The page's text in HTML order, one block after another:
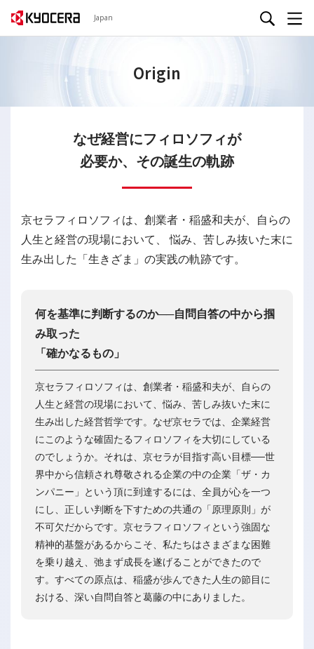
Japan
Origin
なぜ経営にフィロソフィが
必要か、その誕生の軌跡
京セラフィロソフィは、創業者・稲盛和夫が、自らの
人生と経営の現場において、
悩み、苦しみ抜いた末に
生み出した「生きざま」の実践の軌跡です。
何を基準に判断するのか──自問自答の中から掴
み取った
「確かなるもの」
京セラフィロソフィは、創業者・稲盛和夫が、自らの
人生と経営の現場において、悩み、苦しみ抜いた末に
生み出した経営哲学です。なぜ京セラでは、企業経営
にこのような確固たるフィロソフィを大切にしている
のでしょうか。それは、京セラが目指す高い目標──世
界中から信頼され尊敬される企業の中の企業「ザ・カ
ンパニー」という頂に到達するには、全員が心を一つ
にし、正しい判断を下すための共通の「原理原則」が
不可欠だからです。京セラフィロソフィという強固な
精神的基盤があるからこそ、私たちはさまざまな困難
を乗り越え、弛まず成長を遂げることができたので
す。すべての原点は、稲盛が歩んできた人生の節目に
おける、深い自問自答と葛藤の中にありました。